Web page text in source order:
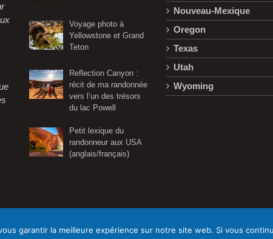
Voyage photo à
Yellowstone et Grand
Teton
Reflection Canyon :
récit de ma randonnée
vers l’un des trésors
du lac Powell
Petit lexique du
randonneur aux USA
(anglais/français)
Nouveau-Mexique
Oregon
Texas
Utah
Wyoming
Mentions légales Conditions générales de vente
garantir la meilleure expérience sur notre site web. Si vous